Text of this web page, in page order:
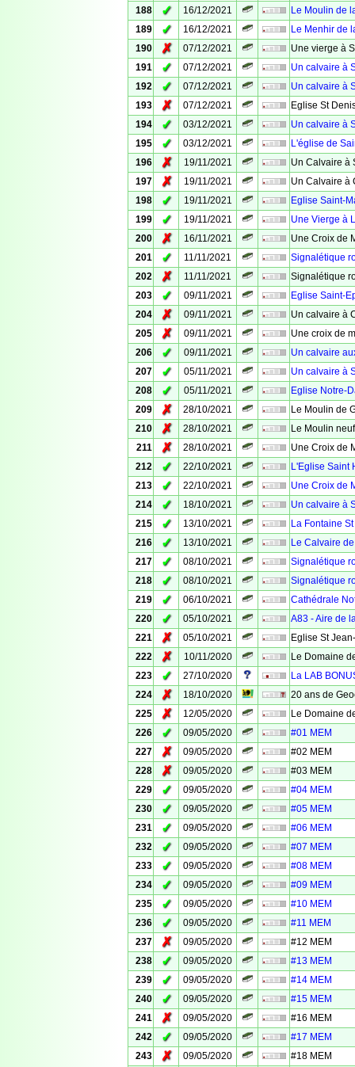
188
✓ 16/12/2021
Le Moulin de
189
✓ 16/12/2021
Le Menhir de
190
✗ 07/12/2021
Une vierge à
191
✓ 07/12/2021
Un calvaire à
192
✓ 07/12/2021
Un calvaire à
193
✗ 07/12/2021
Eglise St
194
✓ 03/12/2021
Un calvaire à
195
✓ 03/12/2021
L'église de
196
✗ 19/11/2021
Un Calvaire à
197
✗ 19/11/2021
Un Calvaire à
198
✓ 19/11/2021
Eglise Saint-
199
✓ 19/11/2021
Une Vierge à
200
✗ 16/11/2021
Une Croix de
201
✓ 11/11/2021
Signalétique
202
✗ 11/11/2021
Signalétique
203
✓ 09/11/2021
Eglise Saint-
204
✗ 09/11/2021
Un calvaire à
205
✗ 09/11/2021
Une croix de
206
✓ 09/11/2021
Un calvaire
207
✓ 05/11/2021
Un calvaire à
208
✓ 05/11/2021
Eglise Notre-
209
✗ 28/10/2021
Le Moulin de
210
✗ 28/10/2021
Le Moulin neuf
211
✗ 28/10/2021
Une Croix de
212
✓ 22/10/2021
L'Eglise Saint
213
✓ 22/10/2021
Une Croix de
214
✓ 18/10/2021
Un calvaire à
215
✓ 13/10/2021
La Fontaine
216
✓ 13/10/2021
Le Calvaire
217
✓ 08/10/2021
Signalétique
218
✓ 08/10/2021
Signalétique
219
✓ 06/10/2021
Cathédrale
220
✓ 05/10/2021
A83 - Aire de
221
✗ 05/10/2021
Eglise St
222
✗ 10/11/2020
Le Domaine
223
✓ 27/10/2020
La LAB
224
✗ 18/10/2020
20 ans de
225
✗ 12/05/2020
Le Domaine
226
✓ 09/05/2020
#01 MEM
227
✗ 09/05/2020
#02 MEM
228
✗ 09/05/2020
#03 MEM
229
✓ 09/05/2020
#04 MEM
230
✓ 09/05/2020
#05 MEM
231
✓ 09/05/2020
#06 MEM
232
✓ 09/05/2020
#07 MEM
233
✓ 09/05/2020
#08 MEM
234
✓ 09/05/2020
#09 MEM
235
✓ 09/05/2020
#10 MEM
236
✓ 09/05/2020
#11 MEM
237
✗ 09/05/2020
#12 MEM
238
✓ 09/05/2020
#13 MEM
239
✓ 09/05/2020
#14 MEM
240
✓ 09/05/2020
#15 MEM
241
✗ 09/05/2020
#16 MEM
242
✓ 09/05/2020
#17 MEM
243
✗ 09/05/2020
#18 MEM